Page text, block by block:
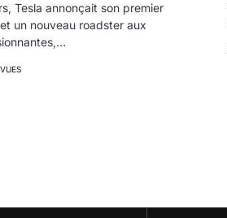
Tesla annonçait son premier
un nouveau roadster aux